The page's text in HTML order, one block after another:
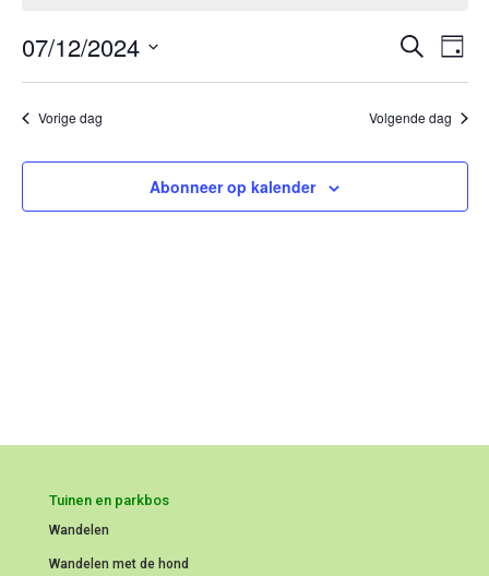
december
2024
Zoeken
Dag
07/12/2024
datum.
Vorige dag Volgende dag
Abonneer op kalender
Tuinen en parkbos
Wandelen
Wandelen met de hond